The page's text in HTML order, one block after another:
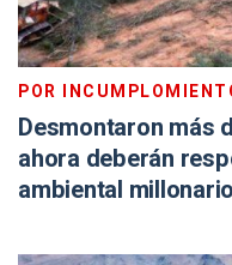
POR
Desmontaron más
ahora deberán
ambiental millonario